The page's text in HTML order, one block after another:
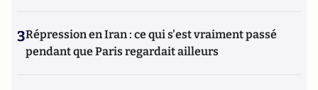
3Répression en Iran : ce qui s'est vraiment passé
pendant que Paris regardait ailleurs